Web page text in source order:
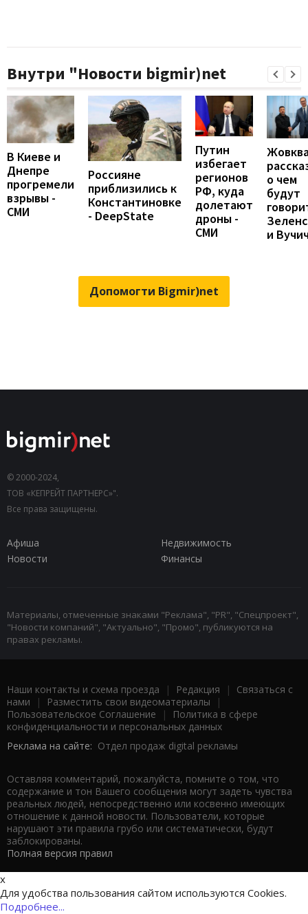
Внутри "Новости bigmir)net
В Киеве и
Днепре
прогремели
взрывы -
СМИ
Россияне
приблизились к
Константиновке
- DeepState
Путин
избегает
регионов
РФ, куда
долетают
дроны -
СМИ
о чем
будут
и
Допомогти Bigmir)net
© 2000-2024,
ТОВ «КЕПРЕЙТ ПАРТНЕРС»".
Все права защищены.
Афиша
Недвижимость
Новости
Финансы
Материалы, отмеченные знаками "Реклама", "PR", "Спецпроект",
"Новости компаний", "Актуально", "Промо", публикуются на
правах рекламы.
Наши контакты и схема проезда | Редакция | Связаться с
нами | Разместить свои видеоматериалы |
Пользовательское Соглашение |
Политика в сфере
конфиденциальности и персональных данных
Реклама на сайте: Отдел продаж digital рекламы
Оставляя комментарий, пожалуйста, помните о том, что
содержание и тон Вашего сообщения могут задеть чувства
реальных людей, непосредственно или косвенно имеющих
отношение к данной новости. Пользователи, которые
нарушают эти правила грубо или систематически, будут
заблокированы.
Полная версия правил
x
Для удобства пользования сайтом используются Cookies.
Подробнее...